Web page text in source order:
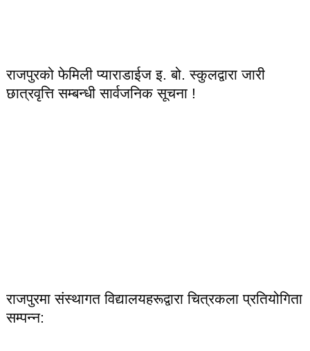
राजपुरको फेमिली प्याराडाईज इ. बो. स्कुलद्वारा जारी
छात्रवृत्ति सम्बन्धी सार्वजनिक सूचना !
राजपुरमा संस्थागत विद्यालयहरूद्वारा चित्रकला प्रतियोगिता
सम्पन्न: